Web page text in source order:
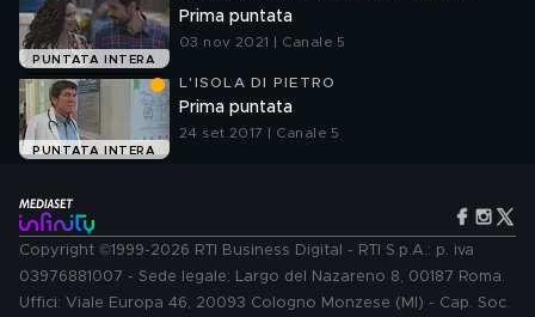
PUNTATA INTERA
Prima puntata
03 nov 2021 | Canale 5
PUNTATA INTERA
L'ISOLA DI PIETRO
Prima puntata
24 set 2017 | Canale 5
Copyright ©1999-2026 RTI Business Digital - RTI S.p.A.: p. iva
03976881007 - Sede legale: Largo del Nazareno 8, 00187 Roma.
Uffici: Viale Europa 46, 20093 Cologno Monzese (MI) - Cap. Soc.